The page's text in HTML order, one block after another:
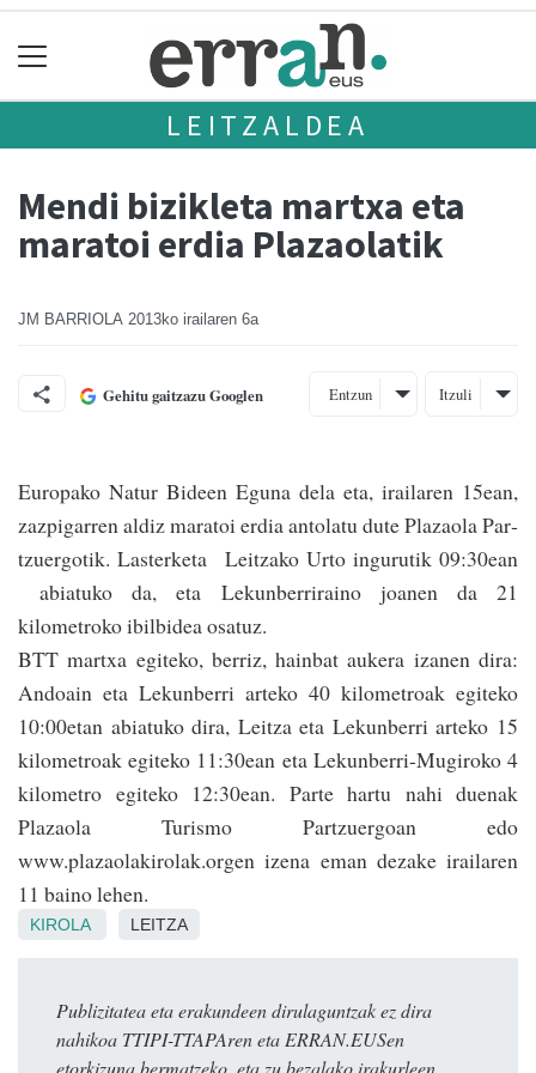
LEITZALDEA
Mendi bizikleta martxa eta
maratoi erdia Plazaolatik
JM BARRIOLA 2013ko irailaren 6a
Gehitu gaitzazu Googlen Entzun Itzuli
Europako Natur Bideen Eguna dela eta, irai­laren 15ean,
zazpiga­rren aldiz maratoi erdia antolatu dute Pla­zaola Par­
tzuergotik. Lasterketa Leitzako Urto ingurutik 09:30ean
abiatuko da, eta Lekunberriraino joanen da 21
kilometroko ibilbidea osatuz.
BTT martxa egiteko, berriz, hainbat aukera izanen dira:
Andoain eta Lekunberri arteko 40 kilometroak egiteko
10:00­etan abiatuko dira, Lei­tza­ eta Lekunberri arteko 15
kilometroak egiteko 11:30ean eta Lekunberri-Mugiroko 4
kilometro egiteko 12:30­ean. Parte hartu nahi duenak
Plazaola Turismo Partzuergoan edo
www.plazaolakirolak.org­en izena eman dezake irailaren
11 baino lehen.
KIROLA LEITZA
Publizitatea eta erakundeen dirulaguntzak ez dira
nahikoa TTIPI-TTAPAren eta ERRAN.EUSen